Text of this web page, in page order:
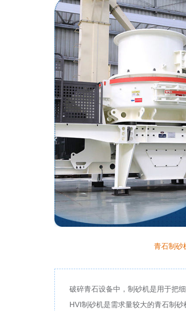
青石制砂
破碎青石设备中，制砂机是用于把
HVI制砂机是需求量较大的青石制